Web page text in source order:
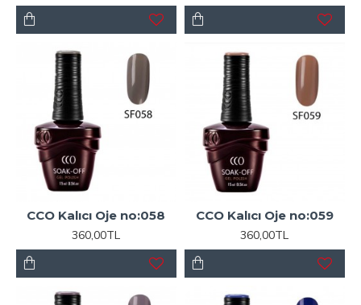
CCO Kalıcı Oje no:058
360,00TL
CCO Kalıcı Oje no:059
360,00TL